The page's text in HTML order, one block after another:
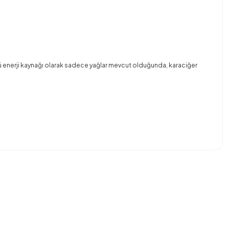
enerji kaynağı olarak sadece yağlar mevcut olduğunda, karaciğer